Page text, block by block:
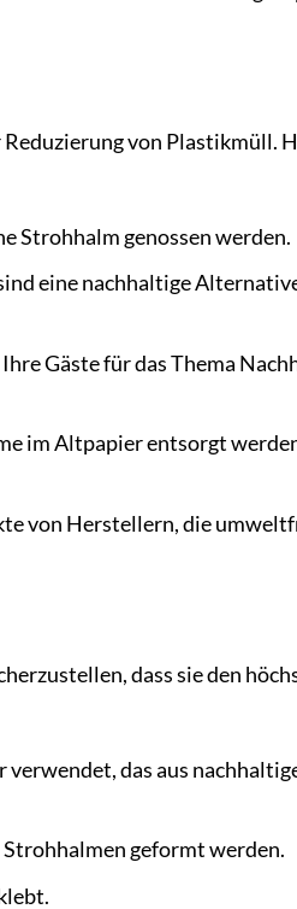
von Plastikmüll.
Strohhalm genossen werden.
eine nachhaltige
Gäste für das Thema
im Altpapier entsorgt
von Herstellern, die
dass sie den
das aus
geformt werden.